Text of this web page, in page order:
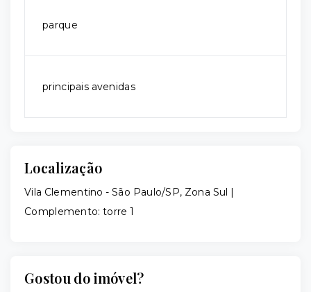
parque
principais avenidas
Localização
Vila Clementino - São Paulo/SP, Zona Sul |
Complemento: torre 1
Gostou do imóvel?